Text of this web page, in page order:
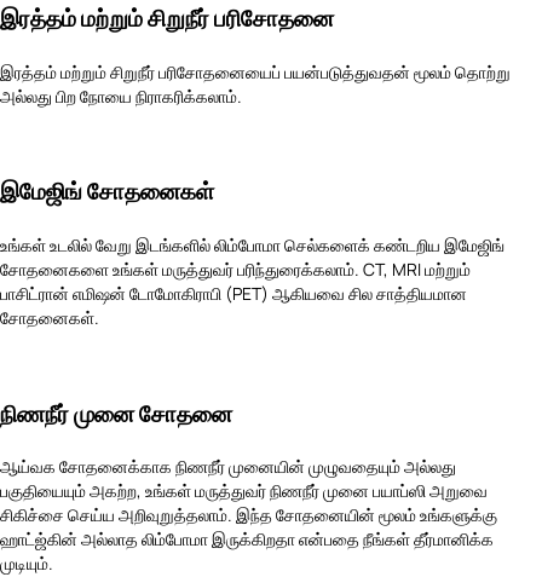
இரத்தம் மற்றும் சிறுநீர் பரிசோதனை
இரத்தம் மற்றும் சிறுநீர் பரிசோதனையைப் பயன்படுத்துவதன் மூலம் தொற்று
அல்லது பிற நோயை நிராகரிக்கலாம்.
இமேஜிங் சோதனைகள்
உங்கள் உடலில் வேறு இடங்களில் லிம்போமா செல்களைக் கண்டறிய இமேஜிங்
சோதனைகளை உங்கள் மருத்துவர் பரிந்துரைக்கலாம். CT, MRI மற்றும்
பாசிட்ரான் எமிஷன் டோமோகிராபி (PET) ஆகியவை சில சாத்தியமான
சோதனைகள்.
நிணநீர் முனை சோதனை
ஆய்வக சோதனைக்காக நிணநீர் முனையின் முழுவதையும் அல்லது
பகுதியையும் அகற்ற, உங்கள் மருத்துவர் நிணநீர் முனை பயாப்ஸி அறுவை
சிகிச்சை செய்ய அறிவுறுத்தலாம். இந்த சோதனையின் மூலம் உங்களுக்கு
ஹாட்ஜ்கின் அல்லாத லிம்போமா இருக்கிறதா என்பதை நீங்கள் தீர்மானிக்க
முடியும்.